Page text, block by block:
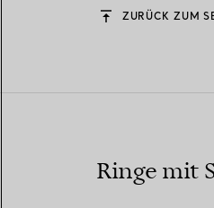
ZURÜCK ZUM
Ringe mit